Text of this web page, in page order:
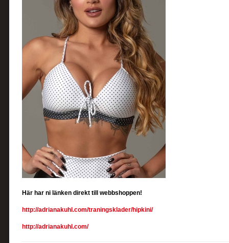
Här har ni länken direkt till webbshoppen!
http://adrianakuhl.com/traningsklader/hipkini/
http://adrianakuhl.com/